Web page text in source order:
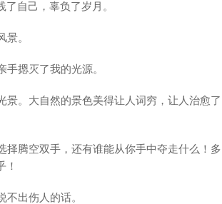
自己，辜负了岁月。
。
摁灭了我的光源。
。大自然的景色美得让人词穷，让人治愈了
择腾空双手，还有谁能从你手中夺走什么！多
！
出伤人的话。